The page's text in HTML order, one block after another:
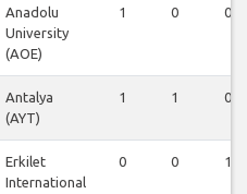
Anadolu
University
(AOE)
1 0 0
Antalya
(AYT)
1 1 0
Erkilet
International
0 0 1